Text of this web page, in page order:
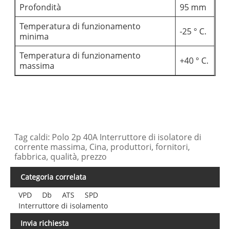
Profondità
95 mm
Temperatura di funzionamento
minima
-25 ° C.
Temperatura di funzionamento
massima
+40 ° C.
Tag caldi: Polo 2p 40A Interruttore di isolatore di
corrente massima, Cina, produttori, fornitori,
fabbrica, qualità, prezzo
Categoria correlata
VPD
Db ATS
SPD
Interruttore di isolamento
Invia richiesta